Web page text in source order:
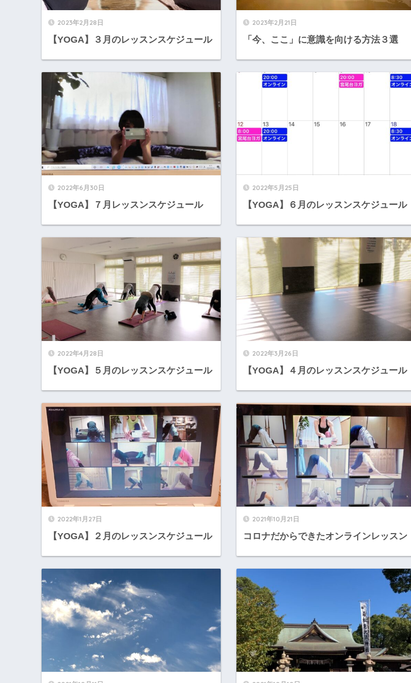
2023年2月28日
【YOGA】３月のレッスンスケジュール
2023年2月21日
「今、ここ」に意識を向ける方法３選
2022年6月30日
【YOGA】７月レッスンスケジュール
2022年5月25日
【YOGA】６月のレッスンスケジュール
2022年4月28日
【YOGA】５月のレッスンスケジュール
2022年3月26日
【YOGA】４月のレッスンスケジュール
2022年1月27日
【YOGA】２月のレッスンスケジュール
2021年10月21日
コロナだからできたオンラインレッスン